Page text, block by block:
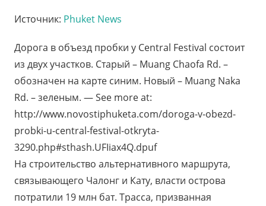
Источник: Phuket News
Дорога в объезд пробки у Central Festival состоит
из двух участков. Старый – Muang Chaofa Rd. –
обозначен на карте синим. Новый – Muang Naka
Rd. – зеленым. — See more at:
http://www.novostiphuketa.com/doroga-v-obezd-
probki-u-central-festival-otkryta-
3290.php#sthash.UFIiax4Q.dpuf
На строительство альтернативного маршрута,
связывающего Чалонг и Кату, власти острова
потратили 19 млн бат. Трасса, призванная